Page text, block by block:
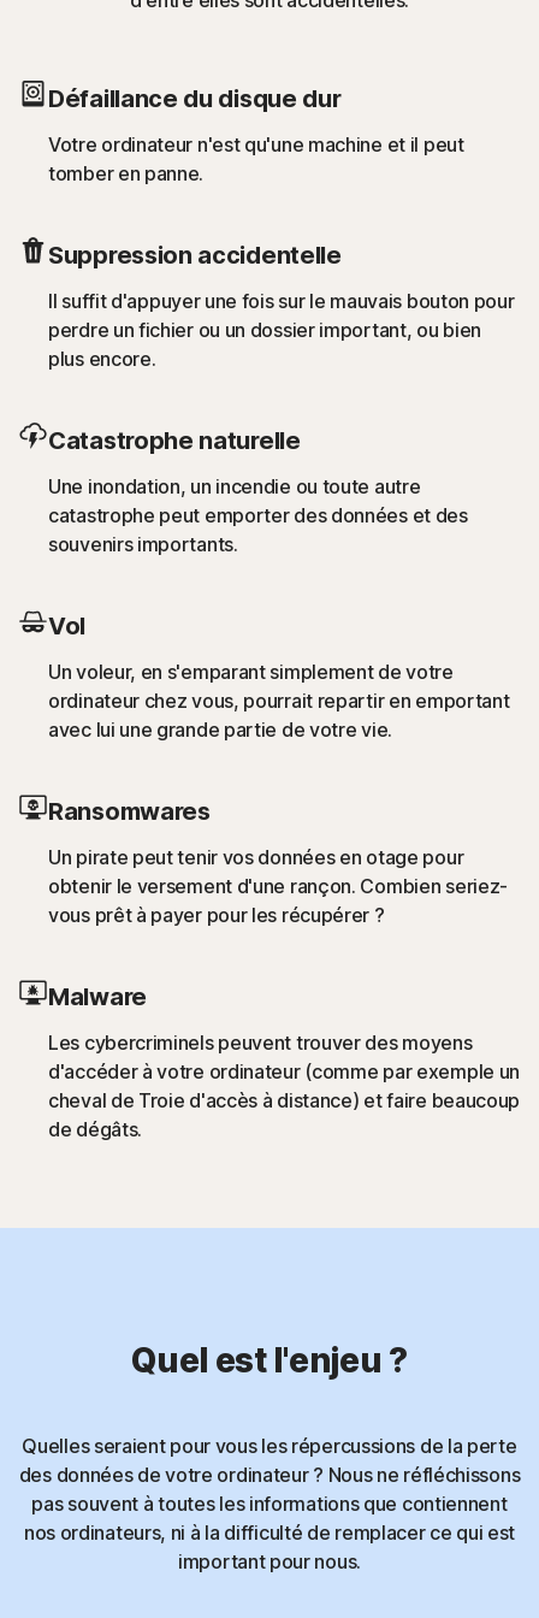
Défaillance du disque dur
Votre ordinateur n'est qu'une machine et il peut
tomber en panne.
Suppression accidentelle
Il suffit d'appuyer une fois sur le mauvais bouton pour
perdre un fichier ou un dossier important, ou bien
plus encore.
Catastrophe naturelle
Une inondation, un incendie ou toute autre
catastrophe peut emporter des données et des
souvenirs importants.
Vol
Un voleur, en s'emparant simplement de votre
ordinateur chez vous, pourrait repartir en emportant
avec lui une grande partie de votre vie.
Ransomwares
Un pirate peut tenir vos données en otage pour
obtenir le versement d'une rançon. Combien seriez-
vous prêt à payer pour les récupérer ?
Malware
Les cybercriminels peuvent trouver des moyens
d'accéder à votre ordinateur (comme par exemple un
cheval de Troie d'accès à distance) et faire beaucoup
de dégâts.
Quel est l'enjeu ?
Quelles seraient pour vous les répercussions de la perte
des données de votre ordinateur ? Nous ne réfléchissons
pas souvent à toutes les informations que contiennent
nos ordinateurs, ni à la difficulté de remplacer ce qui est
important pour nous.